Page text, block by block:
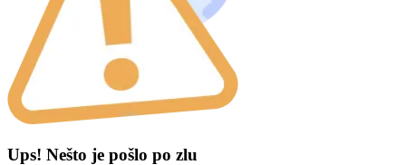
Ups! Nešto je pošlo po zlu